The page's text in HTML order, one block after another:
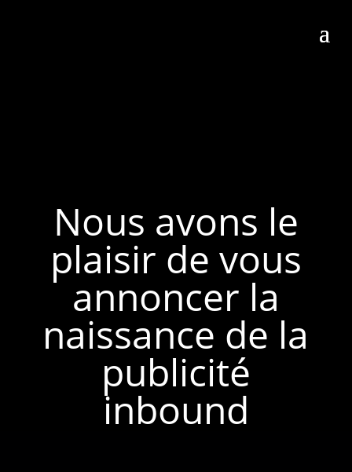
Nous avons le
plaisir de vous
annoncer la
naissance de la
publicité
inbound